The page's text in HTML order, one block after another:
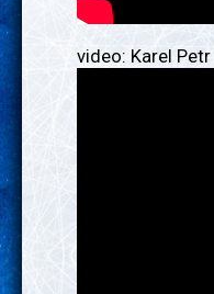
video: Karel Petr